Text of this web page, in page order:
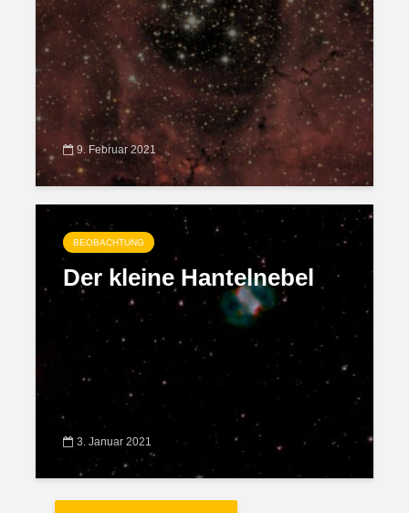
9. Februar 2021
BEOBACHTUNG
Der kleine Hantelnebel
3. Januar 2021